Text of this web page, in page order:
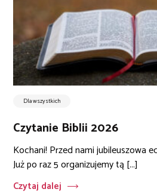
Dla wszystkich
Czytanie Biblii 2026
Kochani! Przed nami jubileuszowa
Już po raz 5 organizujemy tą [...]
Czytaj dalej